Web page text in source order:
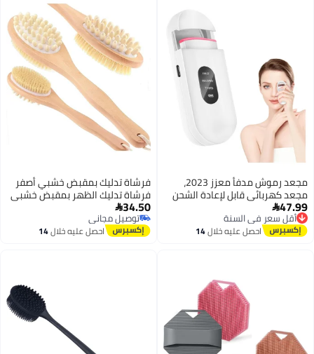
مجعد رموش مدفأ معزز 2023،
لإعادة الشحن
ومؤشر عمر
ميني محمول
على رموش
خلال14
فرشاة تدليك بمقبض خشبي أصفر
فرشاة تدليك الظهر بمقبض خشبي
34.50
توصيل مجانياحصل عليه خلال14
اغسطس